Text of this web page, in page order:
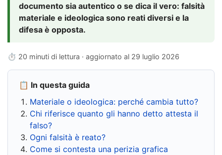
documento sia autentico o se dica il vero: falsità
materiale e ideologica sono reati diversi e la
difesa è opposta.
⏱ 20 minuti di lettura · aggiornato al 29 luglio 2026
📋 In questa guida
Materiale o ideologica: perché cambia tutto?
Chi riferisce quanto gli hanno detto attesta il
falso?
Ogni falsità è reato?
Come si contesta una perizia grafica